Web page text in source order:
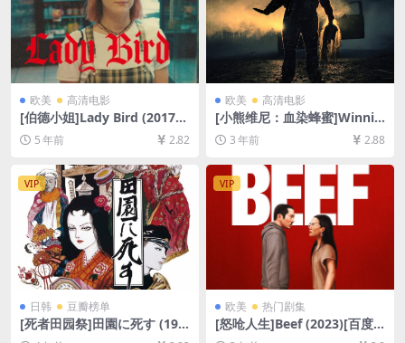
欧美 高清电影
[伯德小姐]Lady Bird (2017)
[百度网盘+迅雷云盘资源1080
P超清未删减][MP4/5.9GB][中
5 年前 2.82
欧美 高清电影
[小熊维尼：血染蜂蜜]Winnie
the Pooh: Blood and Hone
y (2023)[百度网盘+迅雷云盘
5GB][中文字幕]
3 年前 2.88
VIP
日韩 豆瓣榜单
[死者田园祭]田園に死す (197
4)[百度网盘+迅雷云盘资源10
VIP
欧美 热门剧集
[怒呛人生]Beef (2023)[百度
网盘+迅雷云盘资源1080P超